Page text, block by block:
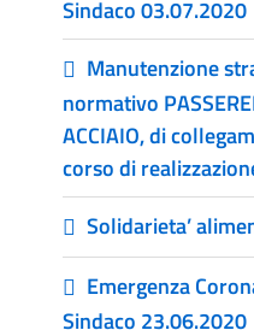
Sindaco 03.07.2020
Manutenzione
normativo
ACCIAIO, di
corso di
Solidarieta’
Emergenza
Sindaco 23.06.2020